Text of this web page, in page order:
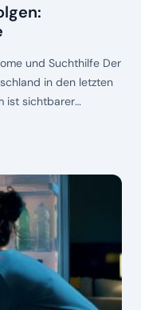
und Suchthilfe Der
in den letzten
ist sichtbarer
andere